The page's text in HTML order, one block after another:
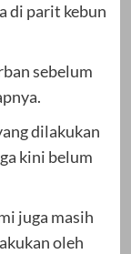
di parit kebun
sebelum
dilakukan
kini belum
juga masih
oleh